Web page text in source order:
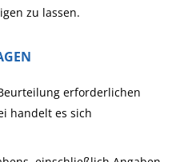
zu lassen.
erforderlichen
handelt es sich